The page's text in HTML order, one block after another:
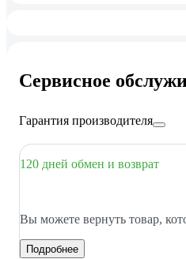
Сервисное
Гарантия производителя
120 дней обмен и возврат
Вы можете вернуть товар,
Подробнее